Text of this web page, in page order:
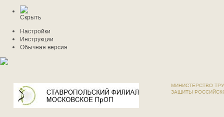
Скрыть
Настройки
Инструкции
Обычная версия
МИНИСТЕРСТВО
ЗАЩИТЫ